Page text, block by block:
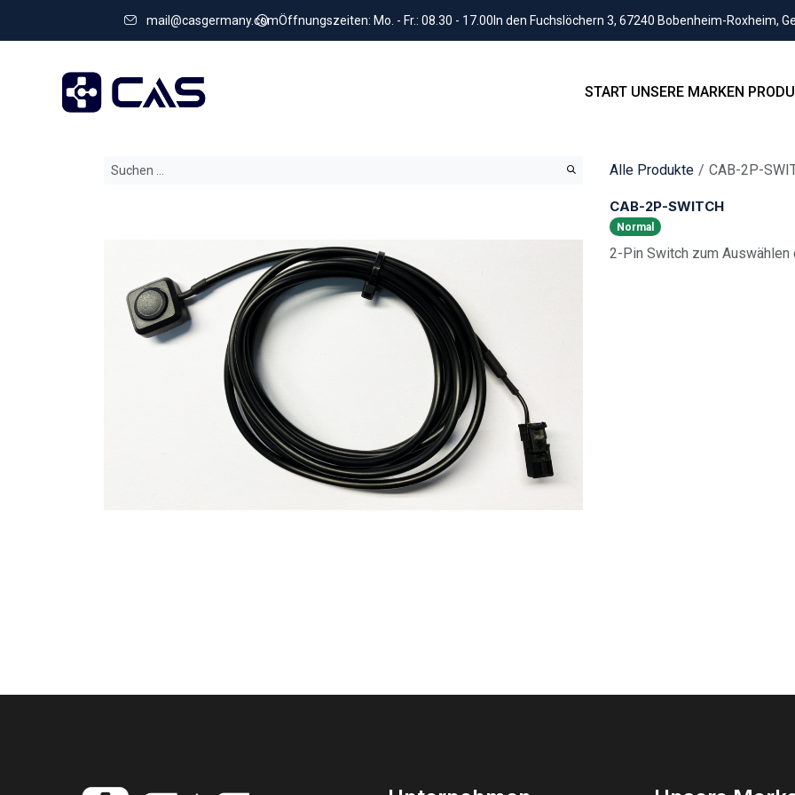
mail@casgermany.comÖffnungszeiten: Mo. - Fr.: 08.30 - 17.00 In den Fuchslöchern 3, 67240 Bobenheim-Roxheim,
START UNSERE MARKEN
Alle Produkte CAB-2P-
CAB-2P-SWITCH
Normal
2-Pin Switch zum Auswählen